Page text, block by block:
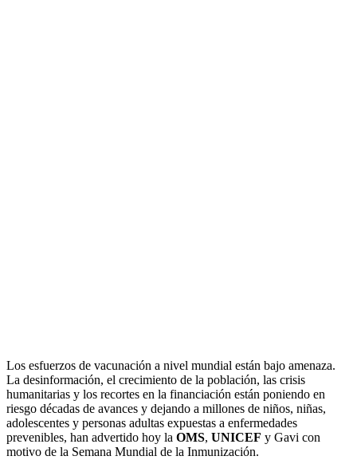
Los esfuerzos de vacunación a nivel mundial están bajo amenaza.
La desinformación, el crecimiento de la población, las crisis
humanitarias y los recortes en la financiación están poniendo en
riesgo décadas de avances y dejando a millones de niños, niñas,
adolescentes y personas adultas expuestas a enfermedades
prevenibles, han advertido hoy la OMS, UNICEF y Gavi con
motivo de la Semana Mundial de la Inmunización.